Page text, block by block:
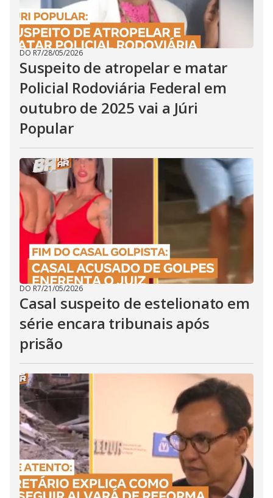
DO R7/28/05/2026
Suspeito de atropelar e matar
Policial Rodoviária Federal em
outubro de 2025 vai a Júri
Popular
DO R7/21/05/2026
Casal suspeito de estelionato em
série encara tribunais após
prisão